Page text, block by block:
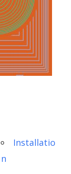
Installatio
n